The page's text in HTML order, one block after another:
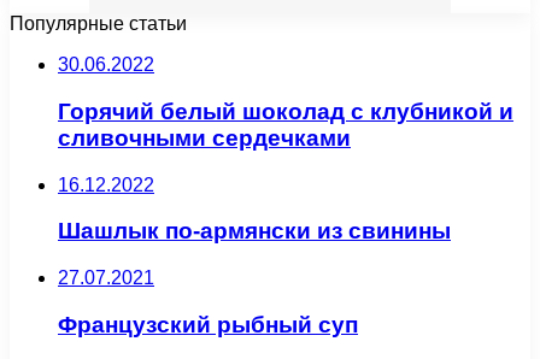
Популярные статьи
30.06.2022
Горячий белый шоколад с клубникой и
сливочными сердечками
16.12.2022
Шашлык по-армянски из свинины
27.07.2021
Французский рыбный суп